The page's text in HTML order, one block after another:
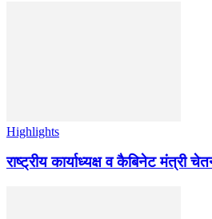
Highlights
राष्ट्रीय कार्याध्यक्ष व कैबिनेट मंत्री